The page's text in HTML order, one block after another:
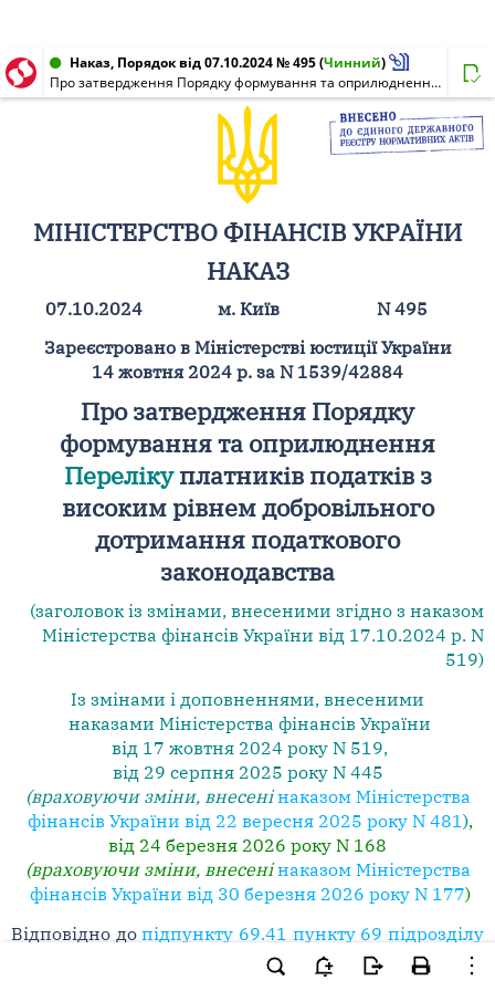
Наказ, Порядок від 07.10.2024 № 495(Чинний)
Про затвердження Порядку формування та оприлюднення Переліку платників податків з високим рівнем добровільного дотримання податкового законодавства